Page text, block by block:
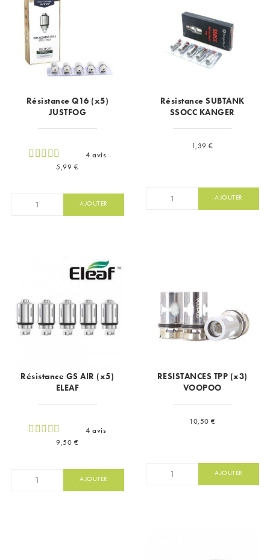
Résistance Q16 (x5)
JUSTFOG
4 avis
Prix
5,99 €
AJOUTER
Résistance SUBTANK
SSOCC KANGER
Prix
1,39 €
AJOUTER
Résistance GS AIR (x5)
ELEAF
4 avis
Prix
9,50 €
AJOUTER
RESISTANCES TPP (x3)
VOOPOO
Prix
10,50 €
AJOUTER